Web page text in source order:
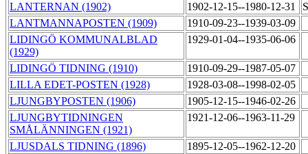
LANTERNAN (1902) 1902-12-15--1980-12-31
LANTMANNAPOSTEN (1909)
1910-09-23--1939-03-09
LIDINGÖ KOMMUNALBLAD
(1929)
1929-01-04--1935-06-06
LIDINGÖ TIDNING (1910)
1910-09-29--1987-05-07
LILLA EDET-POSTEN (1928)
1928-03-08--1998-02-05
LJUNGBYPOSTEN (1906)
1905-12-15--1946-02-26
LJUNGBYTIDNINGEN
SMÅLÄNNINGEN (1921)
1921-12-06--1963-11-29
LJUSDALS TIDNING (1896)
1895-12-05--1962-12-20